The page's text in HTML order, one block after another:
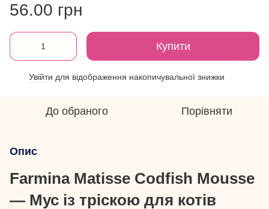
56.00 грн
Купити
Увійти для відображення накопичувальної знижки
До обраного Порівняти
Опис
Farmina Matisse Codfish Mousse
— Мус із тріскою для котів